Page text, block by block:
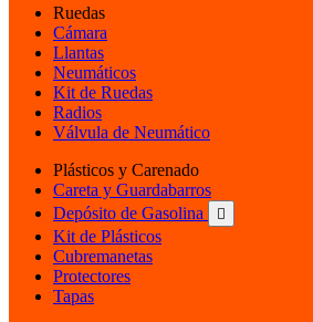
Ruedas
Cámara
Llantas
Neumáticos
Kit de Ruedas
Radios
Válvula de Neumático
Plásticos y Carenado
Careta y Guardabarros
Depósito de Gasolina

Kit de Plásticos
Cubremanetas
Protectores
Tapas